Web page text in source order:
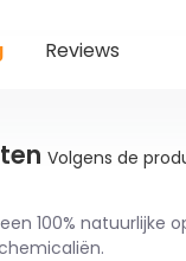
Reviews
Volgens de
100% natuurlijke